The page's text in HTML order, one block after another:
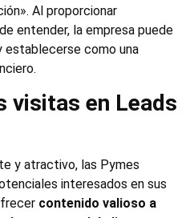
Al proporcionar
entender, la empresa puede
establecerse como una
visitas en Leads
y atractivo, las Pymes
interesados en sus
contenido valioso a